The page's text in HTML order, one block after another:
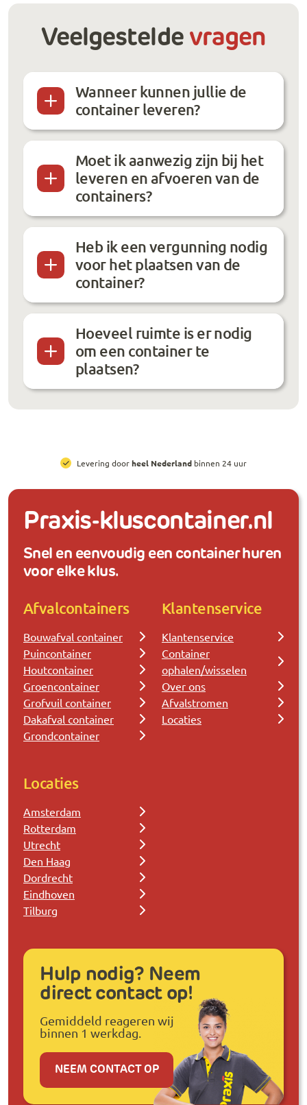
Veelgestelde vragen
Wanneer kunnen jullie de
container leveren?
Moet ik aanwezig zijn bij het
leveren en afvoeren van de
containers?
Heb ik een vergunning nodig
voor het plaatsen van de
container?
Hoeveel ruimte is er nodig
om een container te
plaatsen?
All-in prijzen, inclusief brengen, ophalen en huur
Praxis-kluscontainer.nl
Snel en eenvoudig een container huren
voor elke klus.
Afvalcontainers
Bouwafval container
Puincontainer
Houtcontainer
Groencontainer
Grofvuil container
Dakafval container
Grondcontainer
Klantenservice
Klantenservice
Container
ophalen/wisselen
Over ons
Afvalstromen
Locaties
Locaties
Amsterdam
Rotterdam
Utrecht
Den Haag
Dordrecht
Eindhoven
Tilburg
Hulp nodig? Neem
direct contact op!
Gemiddeld reageren wij
binnen 1 werkdag.
NEEM CONTACT OP